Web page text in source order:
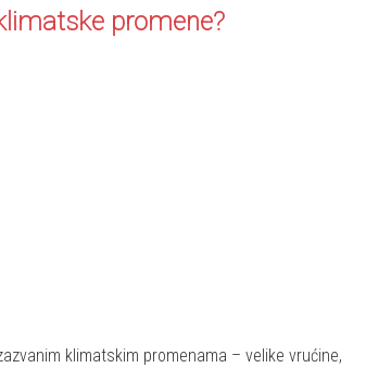
promene?
klimatskim promenama – velike vrućine,